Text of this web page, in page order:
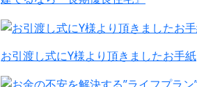
お引渡し式にY様より頂きましたお手紙